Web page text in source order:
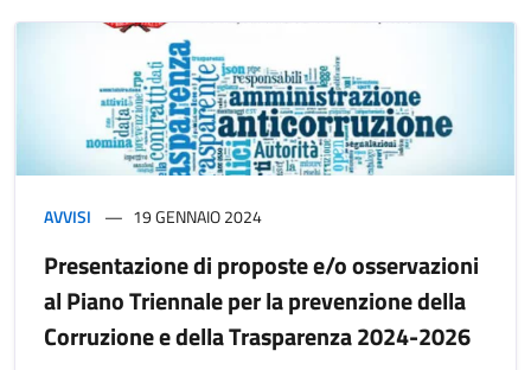
AVVISI 19 GENNAIO 2024
Presentazione di proposte e/o osservazioni
al Piano Triennale per la prevenzione della
Corruzione e della Trasparenza 2024-2026